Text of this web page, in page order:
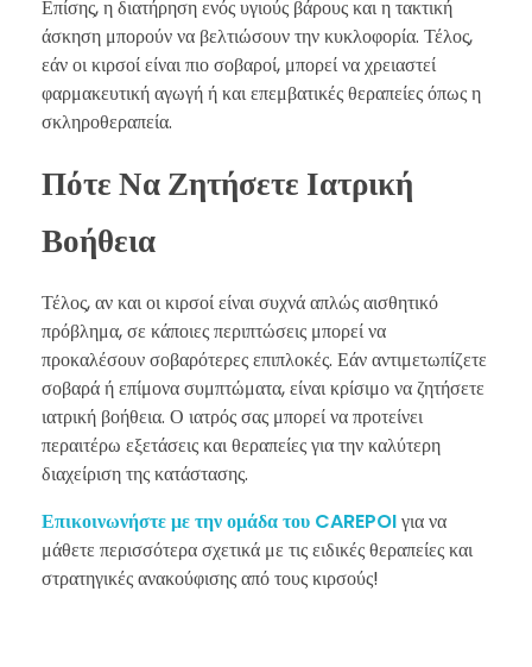
Επίσης, η διατήρηση ενός υγιούς βάρους και η τακτική
άσκηση μπορούν να βελτιώσουν την κυκλοφορία. Τέλος,
εάν οι κιρσοί είναι πιο σοβαροί, μπορεί να χρειαστεί
φαρμακευτική αγωγή ή και επεμβατικές θεραπείες όπως η
σκληροθεραπεία.
Πότε Να Ζητήσετε Ιατρική
Βοήθεια
Τέλος, αν και οι κιρσοί είναι συχνά απλώς αισθητικό
πρόβλημα, σε κάποιες περιπτώσεις μπορεί να
προκαλέσουν σοβαρότερες επιπλοκές. Εάν αντιμετωπίζετε
σοβαρά ή επίμονα συμπτώματα, είναι κρίσιμο να ζητήσετε
ιατρική βοήθεια. Ο ιατρός σας μπορεί να προτείνει
περαιτέρω εξετάσεις και θεραπείες για την καλύτερη
διαχείριση της κατάστασης.
Επικοινωνήστε με την ομάδα του CAREPOIγια να
μάθετε περισσότερα σχετικά με τις ειδικές θεραπείες και
στρατηγικές ανακούφισης από τους κιρσούς!